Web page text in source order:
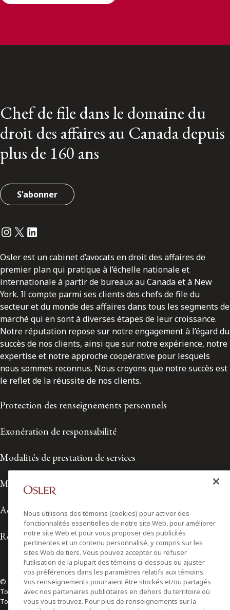
Chef de file dans le domaine du
droit des affaires au Canada depuis
plus de 160 ans
S'abonner
Instagram
Twitter
LinkedIn
Osler est un cabinet d’avocats en droit des affaires de
premier plan qui pratique à l’échelle nationale et
internationale à partir de bureaux au Canada et à New
York. Il compte parmi ses clients des chefs de file du
secteur et du monde des affaires dans tous les segments de
marché qui en sont à diverses étapes de leur croissance.
Notre réputation repose sur notre engagement à l’égard du
succès de nos clients, ainsi que sur notre expérience, notre
expertise et notre approche coopérative pour lesquels
nous sommes reconnus. Nous croyons que notre succès est
le reflet de la réussite de nos clients.
Protection des renseignements personnels
Exonération de responsabilité
Modalités de prestation de services
Modalités d'utilisation
Accessibilité
Relations avec les médias
© 2026 Osler, Hoskin & Harcourt S.E.N.C.R.L./s.r.l.
Tous droits réservés
Toronto | Montréal | Calgary | Vancouver | Ottawa | New York
Nous utilisons des témoins (cookies) pour activer des
fonctionnalités essentielles de notre site Web, pour améliorer
notre site Web et pour vous proposer des publicités
pertinentes et un contenu personnalisé, y compris sur les
sites Web de tiers. Vous pouvez accepter ou refuser
l’utilisation de la plupart des témoins ci-dessous ou ajuster
vos préférences dans les paramètres relatifs aux témoins.
Vos renseignements pourraient être stockés et/ou partagés
avec nos partenaires publicitaires en dehors du territoire où
vous vous trouvez. Pour plus de renseignements sur la